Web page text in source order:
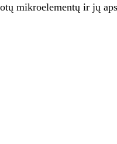
mikroelementų ir jų